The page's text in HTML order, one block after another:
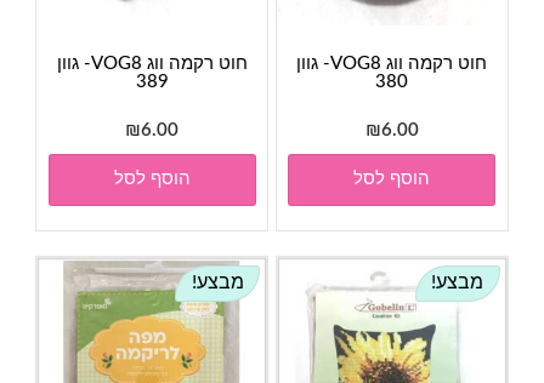
חוט רקמה ווג VOG8- גוון
380
₪6.00
הוסף לסל
חוט רקמה ווג VOG8- גוון
389
₪6.00
הוסף לסל
מבצע! מבצע!